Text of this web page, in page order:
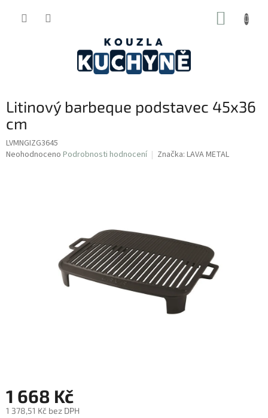
Litinový barbeque podstavec 45x36
cm
LVMNGIZG3645
Průměrné
Neohodnoceno Podrobnosti hodnocení Značka: LAVA METAL
1 668 Kč
1 378,51 Kč bez DPH